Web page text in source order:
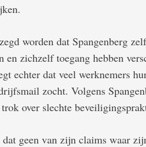
worden dat Spangenberg
en zichzelf toegang hebben
echter dat veel werknemers
zocht. Volgens
over slechte
geen van zijn claims waar